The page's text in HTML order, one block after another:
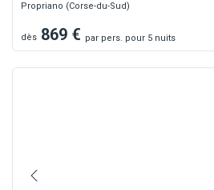
Propriano (Corse-du-Sud)
dès 869 € par pers. pour 5 nuits